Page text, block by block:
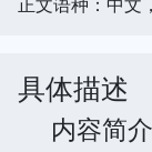
具体描述
内容简介